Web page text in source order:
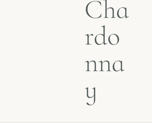
Cha
rdo
nna
y